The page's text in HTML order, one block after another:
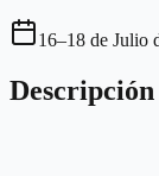
16–18 de Julio
Descripción